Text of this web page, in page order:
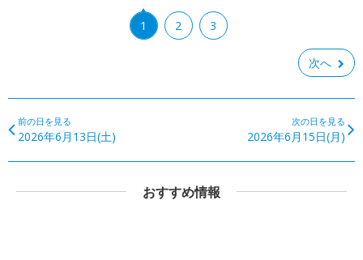
1 2 3
次へ
前の日を見る
2026年6月13日(土)
次の日を見る
2026年6月15日(月)
おすすめ情報